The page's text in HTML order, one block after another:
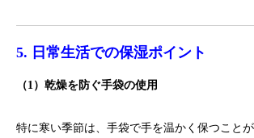
5. 日常生活での保湿ポイント
（1）乾燥を防ぐ手袋の使用
特に寒い季節は、手袋で手を温かく保つこと